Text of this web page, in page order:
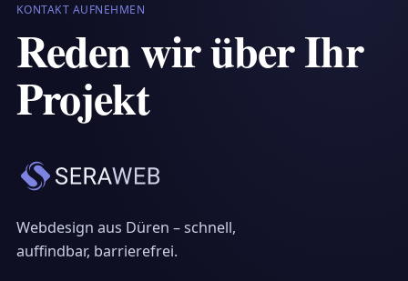
KONTAKT AUFNEHMEN
Reden wir über Ihr
Projekt
SERAWEB – Startseite
Webdesign aus Düren – schnell,
auffindbar, barrierefrei.